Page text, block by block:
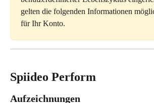
gelten die folgenden Informationen
für Ihr Konto.
Spiideo Perform
Aufzeichnungen